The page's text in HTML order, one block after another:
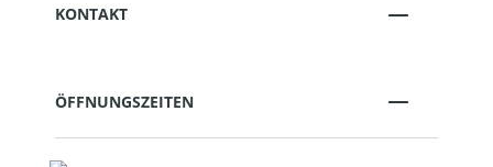
KONTAKT
ÖFFNUNGSZEITEN